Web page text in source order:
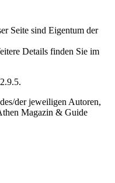
Seite sind Eigentum der
Details finden Sie im
der jeweiligen Autoren,
Magazin & Guide